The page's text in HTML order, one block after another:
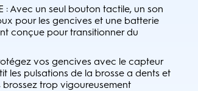
: Avec un seul bouton tactile, un son
pour les gencives et une batterie
conçue pour transitionner du
vos gencives avec le capteur
les pulsations de la brosse a dents et
trop vigoureusement